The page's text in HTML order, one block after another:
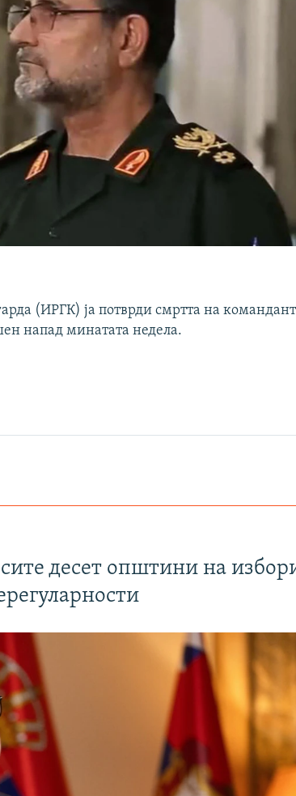
(ИРГК) ја потврди смртта на
напад минатата недела.
десет општини на